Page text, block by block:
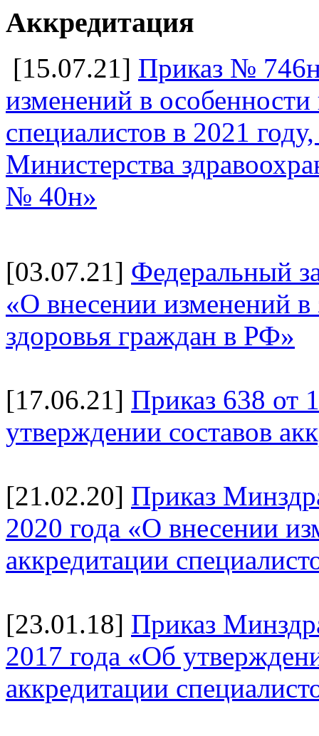
Аккредитация
[15.07.21] Приказ №
изменений в
специалистов в 2021
Министерства
№ 40н»
[03.07.21] Федеральный
«О внесении изменений
здоровья граждан в РФ»
[17.06.21] Приказ 638 от
утверждении составов
[21.02.20] Приказ
2020 года «О внесении
аккредитации
[23.01.18] Приказ
2017 года «Об
аккредитации